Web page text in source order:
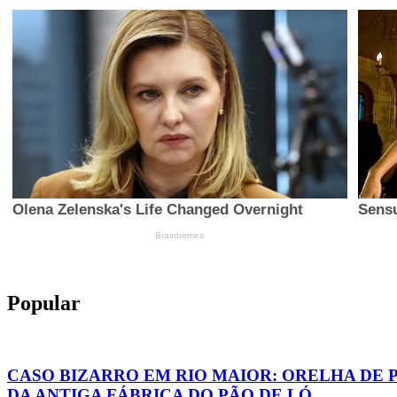
Popular
CASO BIZARRO EM RIO MAIOR: ORELHA DE